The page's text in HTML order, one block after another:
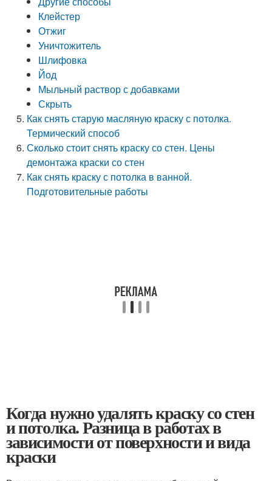
Клейстер
Отжиг
Уничтожитель
Шлифовка
Йод
Мыльный раствор с добавками
Скрыть
Как снять старую масляную краску с потолка.
Термический способ
Сколько стоит снять краску со стен. Цены
демонтажа краски со стен
Как снять краску с потолка в ванной.
Подготовительные работы
Когда нужно удалять краску со стен
и потолка. Разница в работах в
зависимости от поверхности и вида
краски